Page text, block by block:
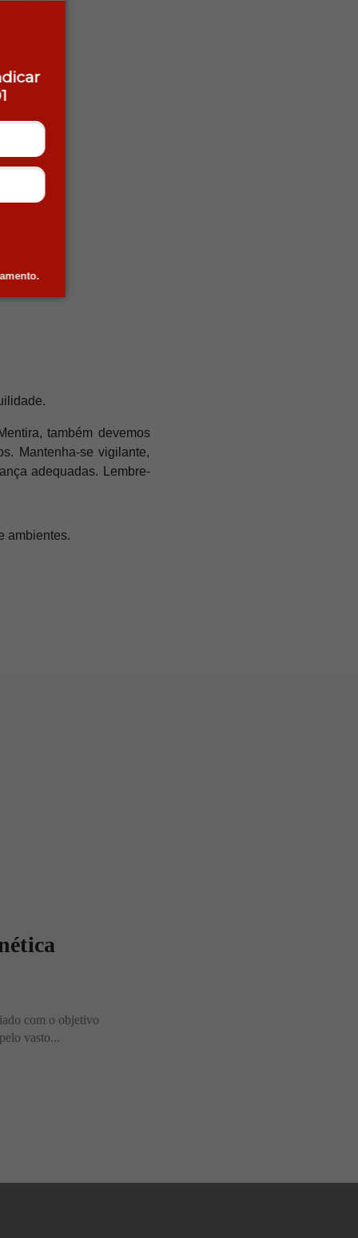
também devemos
Mantenha-se vigilante,
adequadas. Lembre-
ambientes.
com o objetivo
vasto...